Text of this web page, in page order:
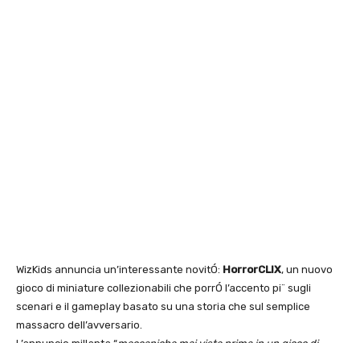
WizKids annuncia un’interessante novitÓ: HorrorCLIX, un nuovo
gioco di miniature collezionabili che porrÓ l’accento pi¨ sugli
scenari e il gameplay basato su una storia che sul semplice
massacro dell’avversario.